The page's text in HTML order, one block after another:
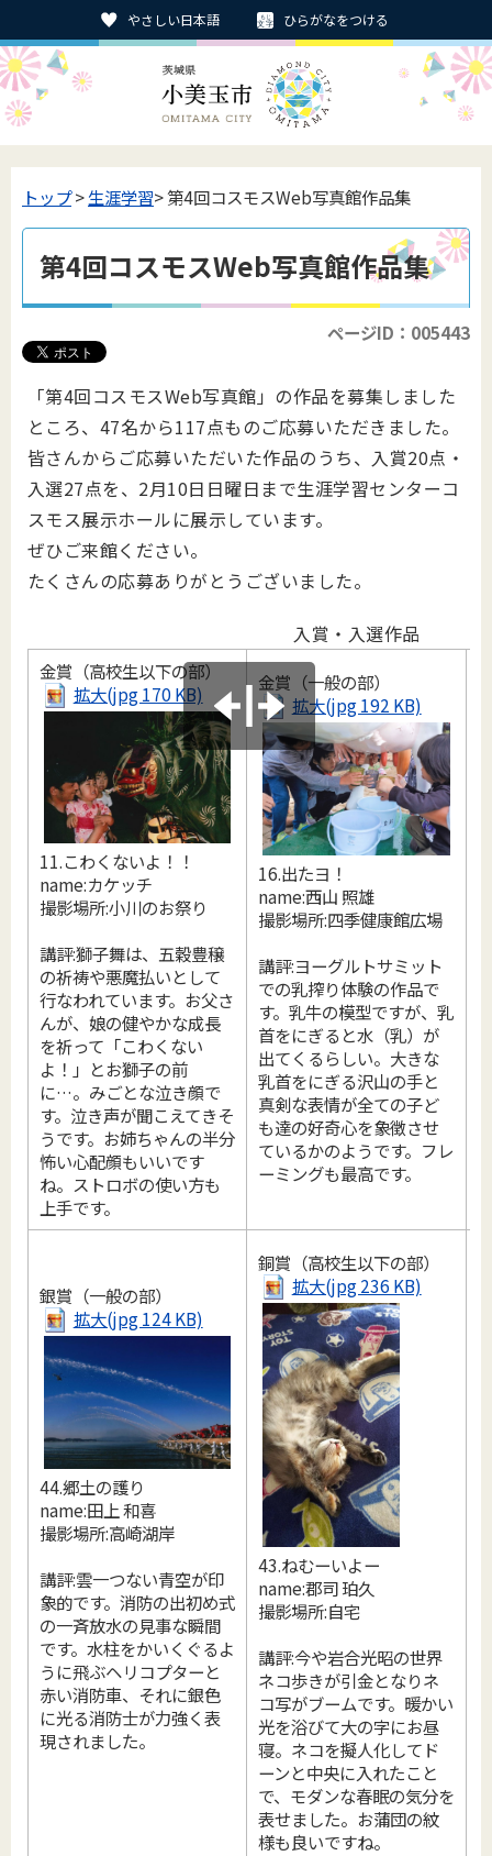
やさしい日本語 ひらがなをつける
トップ>生涯学習> 第4回コスモスWeb写真館作品集
第4回コスモスWeb写真館作品集
ページID：005443
「第4回コスモスWeb写真館」の作品を募集しました
ところ、47名から117点ものご応募いただきました。
皆さんからご応募いただいた作品のうち、入賞20点・
入選27点を、2月10日日曜日まで生涯学習センターコ
スモス展示ホールに展示しています。
ぜひご来館ください。
たくさんの応募ありがとうございました。
入賞・入選作品
金賞（高校生以下の部）
拡大(jpg 170 KB)
11.こわくないよ！！
name:カケッチ
撮影場所:小川のお祭り
講評:獅子舞は、五穀豊穣
の祈祷や悪魔払いとして
行なわれています。お父さ
んが、娘の健やかな成長
を祈って「こわくない
よ！」とお獅子の前
に…。みごとな泣き顔で
す。泣き声が聞こえてきそ
うです。お姉ちゃんの半分
怖い心配顔もいいです
ね。ストロボの使い方も
上手です。
金賞（一般の部）
拡大(jpg 192 KB)
16.出たヨ！
name:西山 照雄
撮影場所:四季健康館広場
講評:ヨーグルトサミット
での乳搾り体験の作品で
す。乳牛の模型ですが、乳
首をにぎると水（乳）が
出てくるらしい。大きな
乳首をにぎる沢山の手と
真剣な表情が全ての子ど
も達の好奇心を象徴させ
ているかのようです。フレ
ーミングも最高です。
銀賞（一般の部）
拡大(jpg 124 KB)
44.郷土の護り
name:田上 和喜
撮影場所:高崎湖岸
講評:雲一つない青空が印
象的です。消防の出初め式
の一斉放水の見事な瞬間
です。水柱をかいくぐるよ
うに飛ぶヘリコプターと
赤い消防車、それに銀色
に光る消防士が力強く表
現されました。
銅賞（高校生以下の部）
拡大(jpg 236 KB)
43.ねむーいよー
name:郡司 珀久
撮影場所:自宅
講評:今や岩合光昭の世界
ネコ歩きが引金となりネ
コ写がブームです。暖かい
光を浴びて大の字にお昼
寝。ネコを擬人化してド
ーンと中央に入れたこと
で、モダンな春眠の気分を
表せました。お蒲団の紋
様も良いですね。